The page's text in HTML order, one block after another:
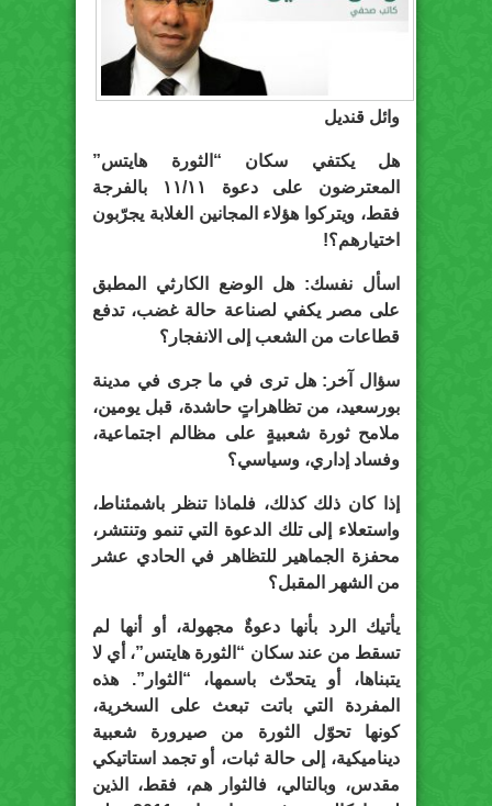
وائل قنديل
هل يكتفي سكان “الثورة هايتس”
المعترضون على دعوة ١١/١١ بالفرجة
فقط، ويتركوا هؤلاء المجانين الغلابة يجرّبون
اختيارهم؟!
اسأل نفسك: هل الوضع الكارثي المطبق
على مصر يكفي لصناعة حالة غضب، تدفع
قطاعات من الشعب إلى الانفجار؟
سؤال آخر: هل ترى في ما جرى في مدينة
بورسعيد، من تظاهراتٍ حاشدة، قبل يومين،
ملامح ثورة شعبيةٍ على مظالم اجتماعية،
وفساد إداري، وسياسي؟
إذا كان ذلك كذلك، فلماذا تنظر باشمئناط،
واستعلاء إلى تلك الدعوة التي تنمو وتنتشر،
محفزة الجماهير للتظاهر في الحادي عشر
من الشهر المقبل؟
يأتيك الرد بأنها دعوةٌ مجهولة، أو أنها لم
تسقط من عند سكان “الثورة هايتس”، أي لا
يتبناها، أو يتحدّث باسمها، “الثوار”. هذه
المفردة التي باتت تبعث على السخرية،
كونها تحوّل الثورة من صيرورة شعبية
ديناميكية، إلى حالة ثبات، أو تجمد استاتيكي
مقدس، وبالتالي، فالثوار هم، فقط، الذين